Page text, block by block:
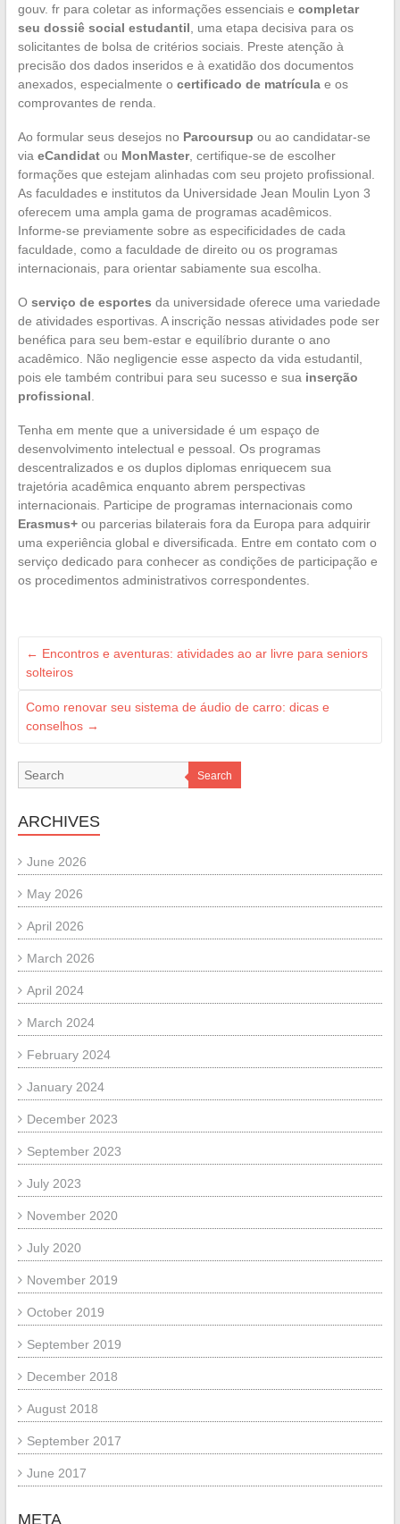
gouv. fr para coletar as informações essenciais e completar
seu dossiê social estudantil , uma etapa decisiva para os
solicitantes de bolsa de critérios sociais. Preste atenção à
precisão dos dados inseridos e à exatidão dos documentos
anexados, especialmente o certificado de matrículae os
comprovantes de renda.
Ao formular seus desejos no Parcoursup ou ao candidatar-se
via eCandidatou MonMaster, certifique-se de escolher
formações que estejam alinhadas com seu projeto profissional.
As faculdades e institutos da Universidade Jean Moulin Lyon 3
oferecem uma ampla gama de programas acadêmicos.
Informe-se previamente sobre as especificidades de cada
faculdade, como a faculdade de direito ou os programas
internacionais, para orientar sabiamente sua escolha.
O serviço de esportes da universidade oferece uma variedade
de atividades esportivas. A inscrição nessas atividades pode ser
benéfica para seu bem-estar e equilíbrio durante o ano
acadêmico. Não negligencie esse aspecto da vida estudantil,
pois ele também contribui para seu sucesso e sua inserção
profissional
Tenha em mente que a universidade é um espaço de
desenvolvimento intelectual e pessoal. Os programas
descentralizados e os duplos diplomas enriquecem sua
trajetória acadêmica enquanto abrem perspectivas
internacionais. Participe de programas internacionais como
Erasmus+ou parcerias bilaterais fora da Europa para adquirir
uma experiência global e diversificada. Entre em contato com o
serviço dedicado para conhecer as condições de participação e
os procedimentos administrativos correspondentes.
← Encontros e aventuras: atividades ao ar livre para seniors
solteiros
Como renovar seu sistema de áudio de carro: dicas e
conselhos →
Search
ARCHIVES
June 2026
May 2026
April 2026
March 2026
April 2024
March 2024
February 2024
January 2024
December 2023
September 2023
July 2023
November 2020
July 2020
November 2019
October 2019
September 2019
December 2018
August 2018
September 2017
June 2017
META